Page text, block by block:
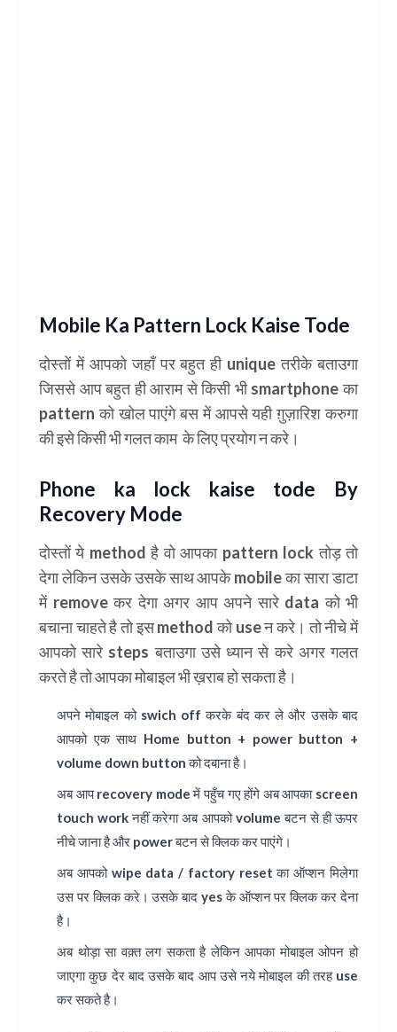
Mobile Ka Pattern Lock Kaise Tode
दोस्तों में आपको जहाँ पर बहुत ही unique तरीके बताउगा
जिससे आप बहुत ही आराम से किसी भी smartphone का
pattern को खोल पाएंगे बस में आपसे यही ग़ुज़ारिश करुगा
की इसे किसी भी गलत काम के लिए प्रयोग न करे।
Phone ka lock kaise tode By
Recovery Mode
दोस्तों ये method है वो आपका pattern lock तोड़ तो
देगा लेकिन उसके उसके साथ आपके mobile का सारा डाटा
में remove कर देगा अगर आप अपने सारे data को भी
बचाना चाहते है तो इस method को use न करे। तो नीचे में
आपको सारे steps बताउगा उसे ध्यान से करे अगर गलत
करते है तो आपका मोबाइल भी ख़राब हो सकता है।
अपने मोबाइल को swich off करके बंद कर ले और उसके बाद
आपको एक साथ Home button + power button +
volume down button को दबाना है।
अब आप recovery mode में पहुँच गए होंगे अब आपका screen
touch work नहीं करेगा अब आपको volume बटन से ही ऊपर
नीचे जाना है और power बटन से क्लिक कर पाएंगे।
अब आपको wipe data / factory reset का ऑप्शन मिलेगा
उस पर क्लिक करे। उसके बाद yes के ऑप्शन पर क्लिक कर देना
है।
अब थोड़ा सा वक़्त लग सकता है लेकिन आपका मोबाइल ओपन हो
जाएगा कुछ देर बाद उसके बाद आप उसे नये मोबाइल की तरह use
कर सकते है।